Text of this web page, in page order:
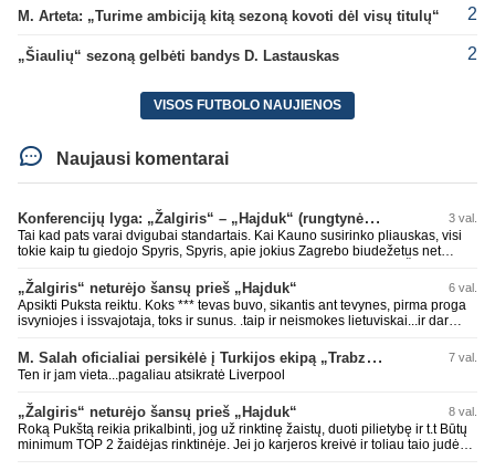
M. Arteta: „Turime ambiciją kitą sezoną kovoti dėl visų titulų“ 2
„Šiaulių“ sezoną gelbėti bandys D. Lastauskas 2
VISOS FUTBOLO NAUJIENOS
Naujausi komentarai
Konferencijų lyga: „Žalgiris“ – „Hajduk“ (rungtynės tiesiogiai) 3 val.
Tai kad pats varai dvigubai standartais. Kai Kauno susirinko pliauskas, visi
tokie kaip tu giedojo Spyris, Spyris, apie jokius Zagrebo biudežetus net
daug didesnis. Tfu ant tokių.
„Žalgiris“ neturėjo šansų prieš „Hajduk“ 6 val.
Apsikti Puksta reiktu. Koks *** tevas buvo, sikantis ant tevynes, pirma proga
isvyniojes i issvajotaja, toks ir sunus. .taip ir neismokes lietuviskai...ir dar
laurynas ikalbins
M. Salah oficialiai persikėlė į Turkijos ekipą „Trabzonspor“ 7 val.
Ten ir jam vieta...pagaliau atsikratė Liverpool
„Žalgiris“ neturėjo šansų prieš „Hajduk“ 8 val.
Roką Pukštą reikia prikalbinti, jog už rinktinę žaistų, duoti pilietybę ir t.t Būtų
minimum TOP 2 žaidėjas rinktinėje. Jei jo karjeros kreivė ir toliau taio judės,